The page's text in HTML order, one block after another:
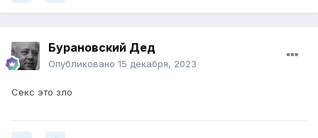
Бурановский Дед
Опубликовано 15 декабря, 2023
Секс это зло